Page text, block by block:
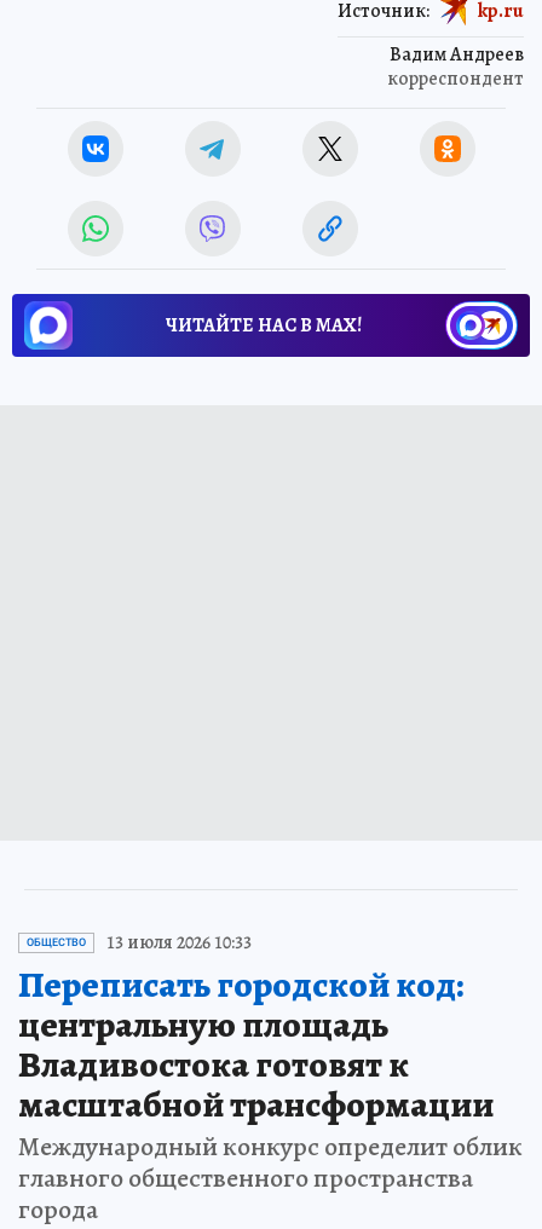
Вадим Андреев
корреспондент
Источник: kp.ru
ЧИТАЙТЕ НАС В МАХ!
ОБЩЕСТВО 13 июля 2026 10:33
Переписать городской код:
центральную площадь
Владивостока готовят к
масштабной трансформации
Международный конкурс определит облик
главного общественного пространства
города